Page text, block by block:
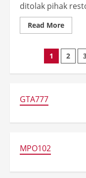
ditolak pihak
Read MoreRead
more
Gratis,
Ini
Posts
1 2
GTA777
MPO102